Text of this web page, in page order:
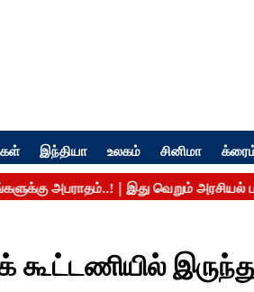
இந்தியா உலகம் சினிமா